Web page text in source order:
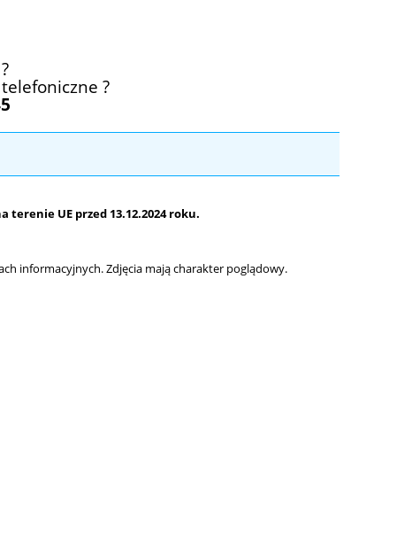
?
UE przed 13.12.2024 roku.
informacyjnych. Zdjęcia mają charakter poglądowy.